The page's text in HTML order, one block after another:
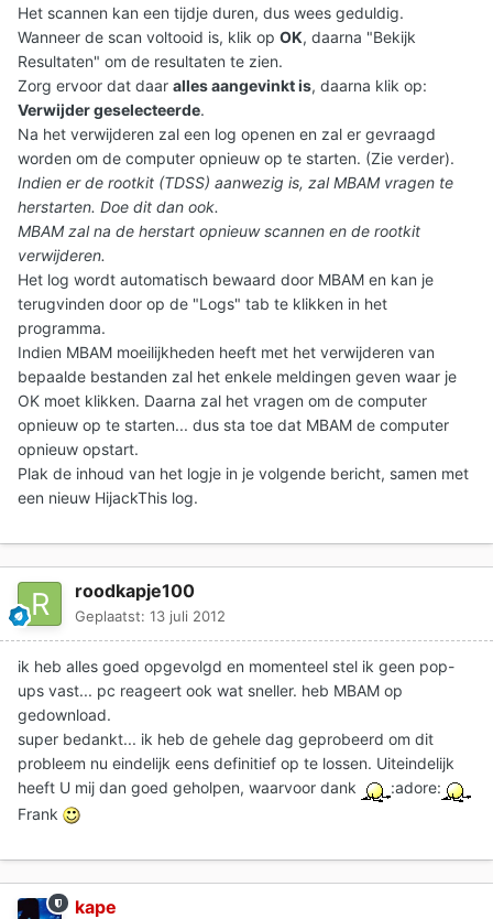
Het scannen kan een tijdje duren, dus wees geduldig.
Wanneer de scan voltooid is, klik op OK, daarna "Bekijk
Resultaten" om de resultaten te zien.
Zorg ervoor dat daar alles aangevinkt is, daarna klik op:
Verwijder geselecteerde.
Na het verwijderen zal een log openen en zal er gevraagd
worden om de computer opnieuw op te starten. (Zie verder).
Indien er de rootkit (TDSS) aanwezig is, zal MBAM vragen te
herstarten. Doe dit dan ook.
MBAM zal na de herstart opnieuw scannen en de rootkit
verwijderen.
Het log wordt automatisch bewaard door MBAM en kan je
terugvinden door op de "Logs" tab te klikken in het
programma.
Indien MBAM moeilijkheden heeft met het verwijderen van
bepaalde bestanden zal het enkele meldingen geven waar je
OK moet klikken. Daarna zal het vragen om de computer
opnieuw op te starten... dus sta toe dat MBAM de computer
opnieuw opstart.
Plak de inhoud van het logje in je volgende bericht, samen met
een nieuw HijackThis log.
roodkapje100
Geplaatst: 13 juli 2012
ik heb alles goed opgevolgd en momenteel stel ik geen pop-
ups vast... pc reageert ook wat sneller. heb MBAM op
gedownload.
super bedankt... ik heb de gehele dag geprobeerd om dit
probleem nu eindelijk eens definitief op te lossen. Uiteindelijk
heeft U mij dan goed geholpen, waarvoor dank
:adore:
Frank
kape